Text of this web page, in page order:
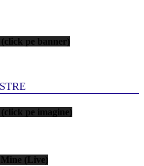
pe banner)
pe imagine)
(Live)